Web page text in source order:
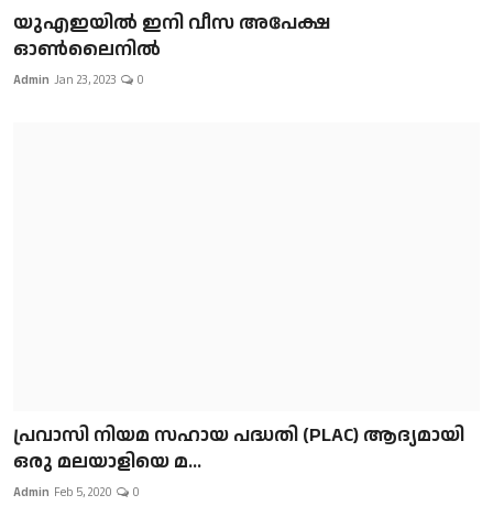
യുഎഇയിൽ ഇനി വീസ അപേക്ഷ
ഓൺലൈനിൽ
Admin Jan 23, 2023 0
പ്രവാസി നിയമ സഹായ പദ്ധതി (PLAC) ആദ്യമായി
ഒരു മലയാളിയെ മ...
Admin Feb 5, 2020 0